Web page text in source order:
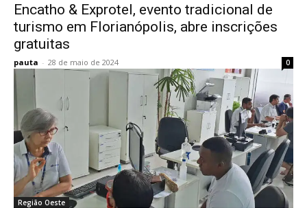
Encatho & Exprotel, evento tradicional de
turismo em Florianópolis, abre inscrições
gratuitas
pauta - 28 de maio de 2024 0
Região Oeste